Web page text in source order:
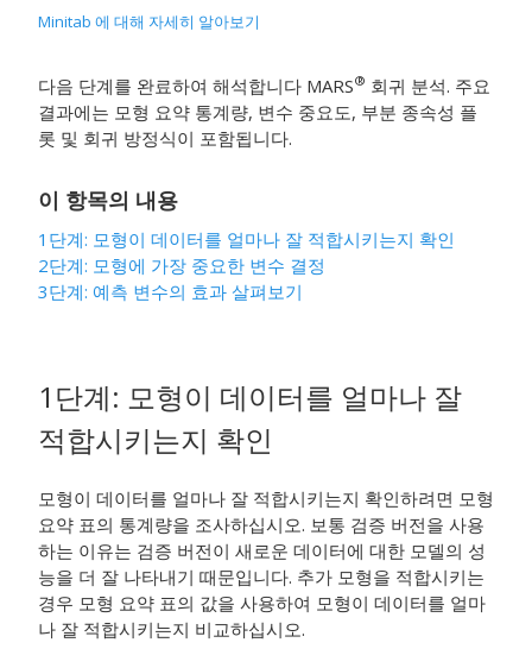
Minitab 에 대해 자세히 알아보기
다음 단계를 완료하여 해석합니다 MARS® 회귀 분석. 주요
결과에는 모형 요약 통계량, 변수 중요도, 부분 종속성 플
롯 및 회귀 방정식이 포함됩니다.
이 항목의 내용
1단계: 모형이 데이터를 얼마나 잘 적합시키는지 확인
2단계: 모형에 가장 중요한 변수 결정
3단계: 예측 변수의 효과 살펴보기
1단계: 모형이 데이터를 얼마나 잘
적합시키는지 확인
모형이 데이터를 얼마나 잘 적합시키는지 확인하려면 모형
요약 표의 통계량을 조사하십시오. 보통 검증 버전을 사용
하는 이유는 검증 버전이 새로운 데이터에 대한 모델의 성
능을 더 잘 나타내기 때문입니다. 추가 모형을 적합시키는
경우 모형 요약 표의 값을 사용하여 모형이 데이터를 얼마
나 잘 적합시키는지 비교하십시오.